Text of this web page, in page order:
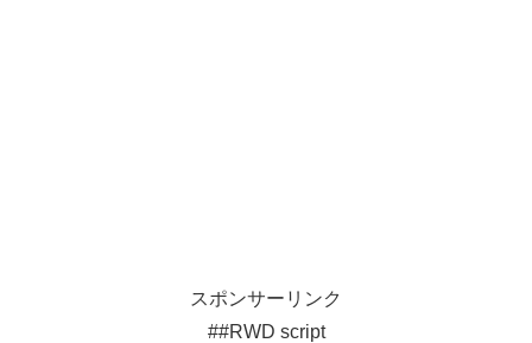
スポンサーリンク
##RWD script